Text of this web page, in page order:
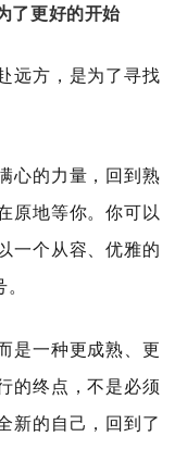
了更好的开始
远方，是为了寻找
心的力量，回到熟
原地等你。你可以
一个从容、优雅的
是一种更成熟、更
的终点，不是必须
新的自己，回到了